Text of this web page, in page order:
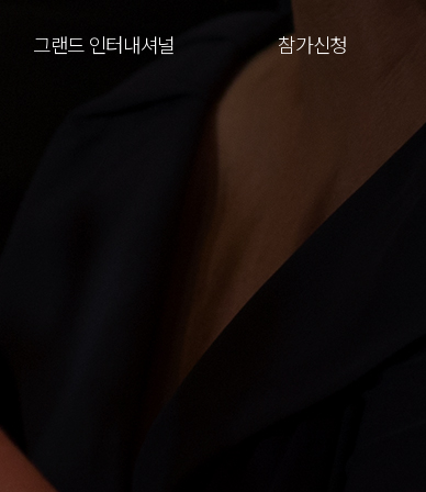
그랜드 인터내셔널 참가신청